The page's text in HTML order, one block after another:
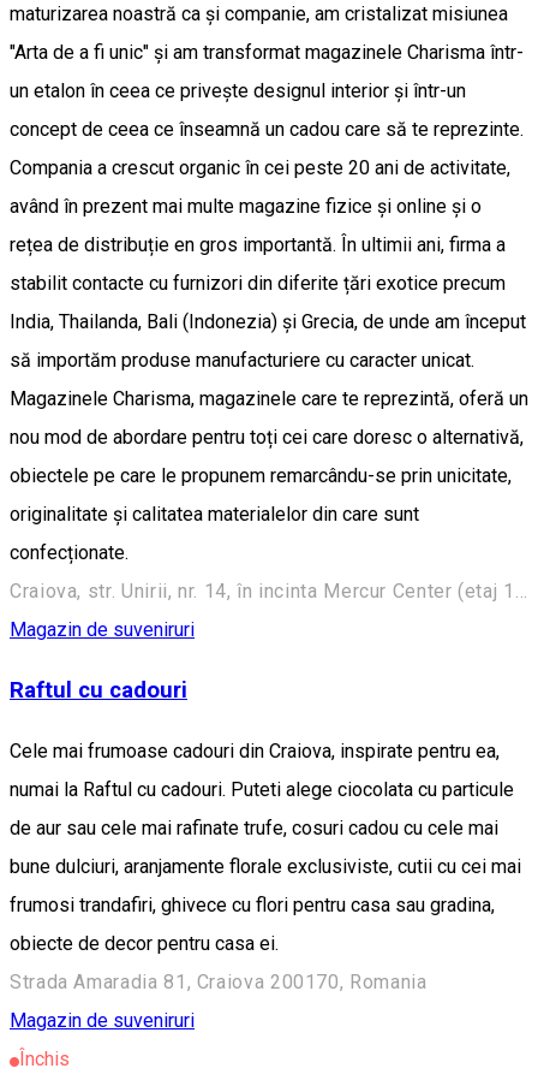
maturizarea noastră ca și companie, am cristalizat misiunea
"Arta de a fi unic" și am transformat magazinele Charisma într-
un etalon în ceea ce privește designul interior și într-un
concept de ceea ce înseamnă un cadou care să te reprezinte.
Compania a crescut organic în cei peste 20 ani de activitate,
având în prezent mai multe magazine fizice și online și o
rețea de distribuție en gros importantă. În ultimii ani, firma a
stabilit contacte cu furnizori din diferite țări exotice precum
India, Thailanda, Bali (Indonezia) și Grecia, de unde am început
să importăm produse manufacturiere cu caracter unicat.
Magazinele Charisma, magazinele care te reprezintă, oferă un
nou mod de abordare pentru toți cei care doresc o alternativă,
obiectele pe care le propunem remarcându-se prin unicitate,
originalitate și calitatea materialelor din care sunt
confecționate.
Magazin de suveniruri
Raftul cu cadouri
Cele mai frumoase cadouri din Craiova, inspirate pentru ea,
numai la Raftul cu cadouri. Puteti alege ciocolata cu particule
de aur sau cele mai rafinate trufe, cosuri cadou cu cele mai
bune dulciuri, aranjamente florale exclusiviste, cutii cu cei mai
frumosi trandafiri, ghivece cu flori pentru casa sau gradina,
obiecte de decor pentru casa ei.
Strada Amaradia 81, Craiova 200170, Romania
Magazin de suveniruri
Închis